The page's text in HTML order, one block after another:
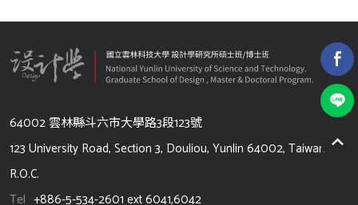
64002 雲林縣斗六市大學路3段123號
123 University Road, Section 3, Douliou, Yunlin 64002, Taiwan,
R.O.C.
Tel +886-5-534-2601 ext 6041,6042